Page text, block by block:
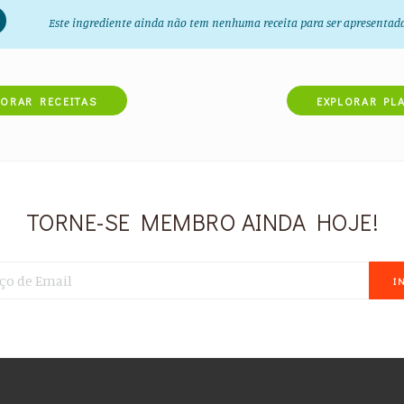
Este ingrediente ainda não tem nenhuma receita para ser
RECEITAS EXPLORAR
TORNE-SE MEMBRO AINDA HOJE!